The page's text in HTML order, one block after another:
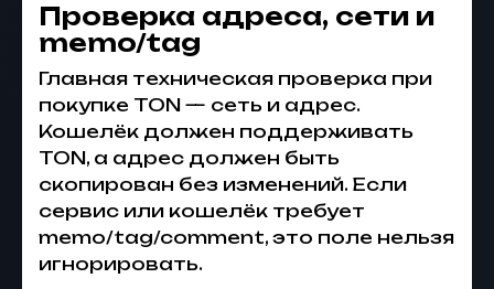
Проверка адреса, сети и
memo/tag
Главная техническая проверка при
покупке TON — сеть и адрес.
Кошелёк должен поддерживать
TON, а адрес должен быть
скопирован без изменений. Если
сервис или кошелёк требует
memo/tag/comment, это поле нельзя
игнорировать.